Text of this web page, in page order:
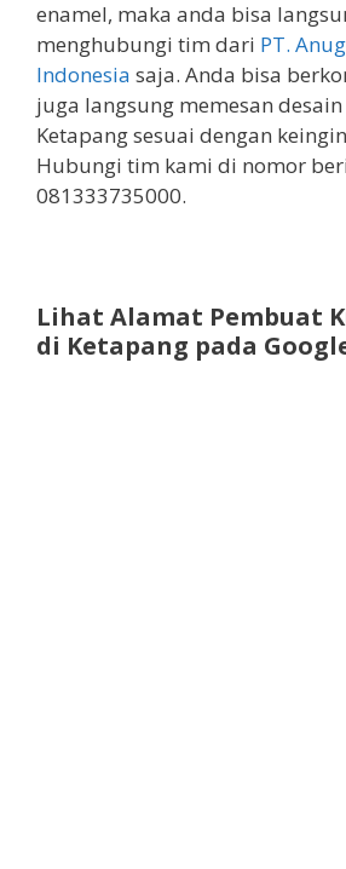
enamel, maka anda bisa
menghubungi tim dari PT.
Indonesia saja. Anda bisa
juga langsung memesan
Ketapang sesuai dengan
Hubungi tim kami di nomor
081333735000.
Lihat Alamat Pembuat
di Ketapang pada